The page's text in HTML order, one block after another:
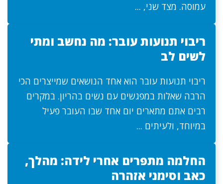
עמוסה. מצד שני, ...
ריבוי תנועות עובר: מה נחשב ומתי
לשים לב
ריבוי תנועות עובר הוא אחד הנושאים שמייצרים הכי
הרבה שאלות במפגשים עם נשים בהריון. במקרים
רבים אתם מתארים יום אחד שבו העובר פעיל
במיוחד, ולעיתים ...
החלמה מתפרים אחרי לידה: מהלך,
כאב וסימני אזהרה